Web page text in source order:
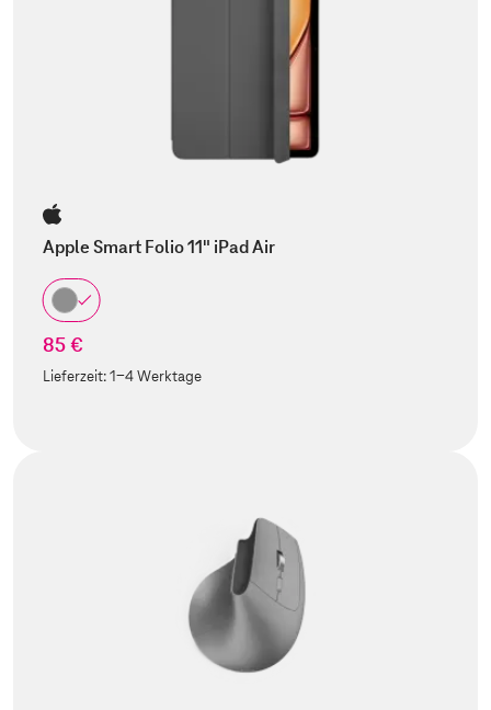
Apple Smart Folio 11" iPad Air
85 €
Lieferzeit:1-4 Werktage